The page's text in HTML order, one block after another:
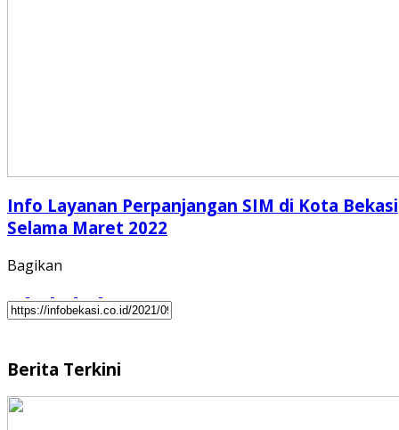
Info Layanan Perpanjangan SIM di Kota Bekasi
Selama Maret 2022
Bagikan
Berita Terkini